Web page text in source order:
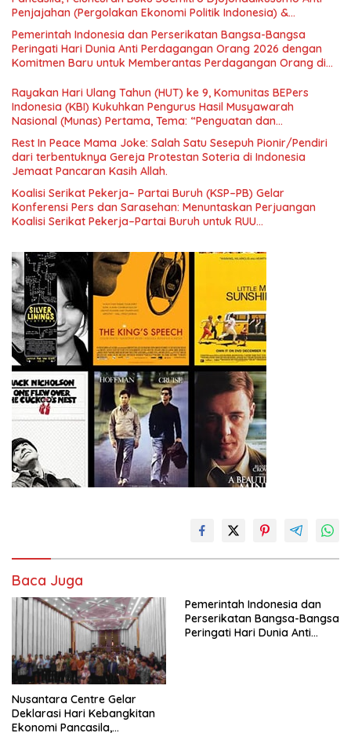
Penjajahan (Pergolakan Ekonomi Politik Indonesia) &
Simposium Nasional “Urgensi Undang-Undang Perekonomian
Nasional dan Kesejahteraan Sosial dalam Menata Bangsa
Menuju Indonesia Emas 2045”,
Pemerintah Indonesia dan Perserikatan Bangsa-Bangsa
Peringati Hari Dunia Anti Perdagangan Orang 2026 dengan
Komitmen Baru untuk Memberantas Perdagangan Orang di
Rayakan Hari Ulang Tahun (HUT) ke 9, Komunitas BEPers
Indonesia (KBI) Kukuhkan Pengurus Hasil Musyawarah
Nasional (Munas) Pertama, Tema: “Penguatan dan
Pengembangan Organisasi KBI yang Berbasis Riset di seluruh
Indonesia dan Mancanegara”.
Rest In Peace Mama Joke: Salah Satu Sesepuh Pionir/Pendiri
dari terbentuknya Gereja Protestan Soteria di Indonesia
Jemaat Pancaran Kasih Allah.
Koalisi Serikat Pekerja– Partai Buruh (KSP–PB) Gelar
Konferensi Pers dan Sarasehan: Menuntaskan Perjuangan
Koalisi Serikat Pekerja–Partai Buruh untuk RUU
Baca Juga
Nusantara Centre Gelar
Deklarasi Hari Kebangkitan
Ekonomi Pancasila,
Pemerintah Indonesia dan
Perserikatan Bangsa-Bangsa
Peringati Hari Dunia Anti